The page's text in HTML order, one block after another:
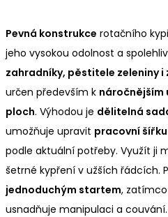
Pevná konstrukce rotačního
jeho vysokou odolnost a
zahradníky, pěstitele zeleniny i
určen především k náročnějším
ploch. Výhodou je dělitelná
umožňuje upravit pracovní
podle aktuální potřeby. Využít ji
šetrné kypření v užších řádcích.
jednoduchým startem, zatímco
usnadňuje manipulaci a